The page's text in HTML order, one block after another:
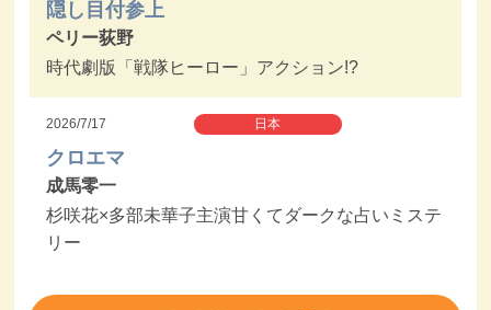
隠し目付参上
ペリー荻野
時代劇版「戦隊ヒーロー」アクション!?
2026/7/17 日本
クロエマ
成馬零一
杉咲花×多部未華子主演甘くてダークな占いミステ
リー